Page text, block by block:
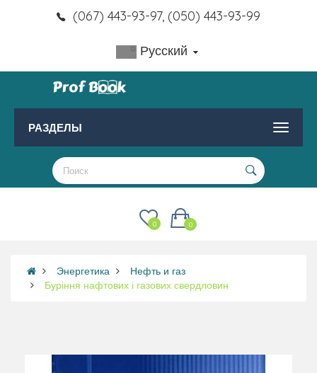
(067) 443-93-97, (050) 443-93-99
Русский
РАЗДЕЛЫ
0
0
Энергетика
Нефть и газ
Буріння нафтових і газових свердловин